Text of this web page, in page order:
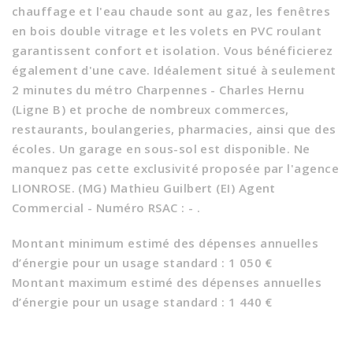
chauffage et l'eau chaude sont au gaz, les fenêtres
en bois double vitrage et les volets en PVC roulant
garantissent confort et isolation. Vous bénéficierez
également d'une cave. Idéalement situé à seulement
2 minutes du métro Charpennes - Charles Hernu
(Ligne B) et proche de nombreux commerces,
restaurants, boulangeries, pharmacies, ainsi que des
écoles. Un garage en sous-sol est disponible. Ne
manquez pas cette exclusivité proposée par l'agence
LIONROSE. (MG) Mathieu Guilbert (EI) Agent
Commercial - Numéro RSAC : - .
Montant minimum estimé des dépenses annuelles
d’énergie pour un usage standard : 1 050 €
Montant maximum estimé des dépenses annuelles
d’énergie pour un usage standard : 1 440 €